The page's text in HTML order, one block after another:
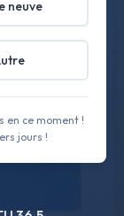
neuve
en ce moment !
jours !